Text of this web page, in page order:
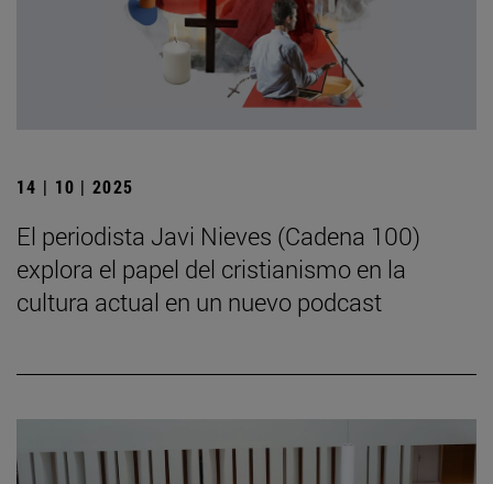
14 | 10 | 2025
El periodista Javi Nieves (Cadena 100)
explora el papel del cristianismo en la
cultura actual en un nuevo podcast